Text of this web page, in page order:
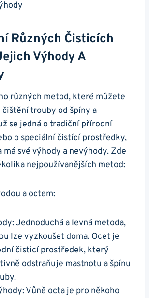
Různých Čisticích
Výhody ⁤a
různých metod, které můžete
trouby od špíny a
se jedná ⁢o tradiční přírodní
o speciální čistící prostředky,⁣
má své výhody a nevýhody. Zde
nejpoužívanějších metod:
a octem:
‍Jednoduchá a ⁢levná ‍metoda,
lze vyzkoušet doma. Ocet je
čisticí​ prostředek, který
odstraňuje mastnotu a špínu
Vůně octa je​ pro někoho